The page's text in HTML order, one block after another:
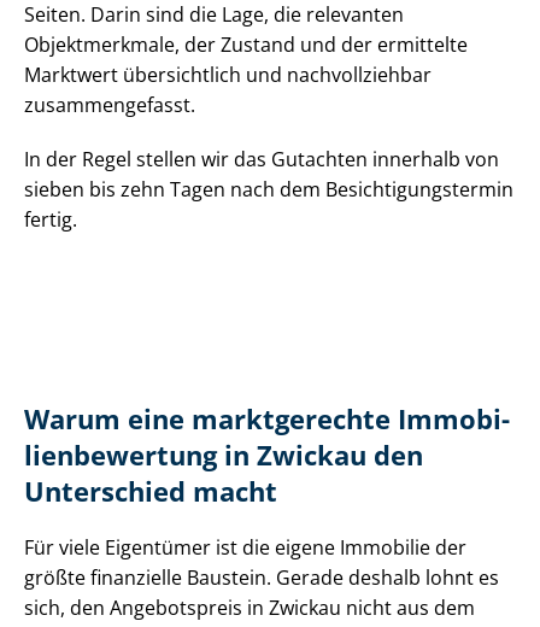
Seiten. Darin sind die Lage, die relevanten
Objektmerkmale, der Zustand und der ermittelte
Marktwert übersichtlich und nachvollziehbar
zusammengefasst.
In der Regel stellen wir das Gutachten innerhalb von
sieben bis zehn Tagen nach dem Be­sich­ti­gungs­ter­min
fertig.
Warum eine marktgerechte Im­mo­bi­
li­en­be­wer­tung in Zwickau den
Unterschied macht
Für viele Eigentümer ist die eigene Immobilie der
größte finanzielle Baustein. Gerade deshalb lohnt es
sich, den Angebotspreis in Zwickau nicht aus dem